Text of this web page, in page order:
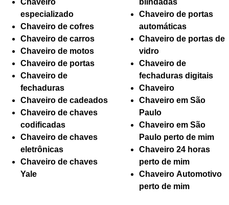
Chaveiro
especializado
Chaveiro de cofres
Chaveiro de carros
Chaveiro de motos
Chaveiro de portas
Chaveiro de
fechaduras
Chaveiro de cadeados
Chaveiro de chaves
codificadas
Chaveiro de chaves
eletrônicas
Chaveiro de chaves
Yale
blindadas
Chaveiro de portas
automáticas
Chaveiro de portas de
vidro
Chaveiro de
fechaduras digitais
Chaveiro
Chaveiro em São
Paulo
Chaveiro em São
Paulo perto de mim
Chaveiro 24 horas
perto de mim
Chaveiro Automotivo
perto de mim